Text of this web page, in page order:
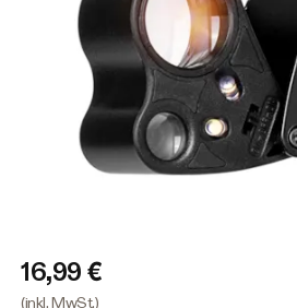
16,99 €
(inkl. MwSt.)